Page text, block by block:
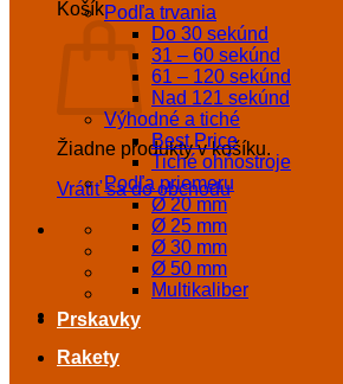
Košík
Žiadne produkty v košíku.
Vrátiť sa do obchodu
Podľa trvania
Do 30 sekúnd
31 – 60 sekúnd
61 – 120 sekúnd
Nad 121 sekúnd
Výhodné a tiché
Best Price
Tiché ohňostroje
Podľa priemeru
Ø 20 mm
Ø 25 mm
Ø 30 mm
Ø 50 mm
Multikaliber
Prskavky
Rakety